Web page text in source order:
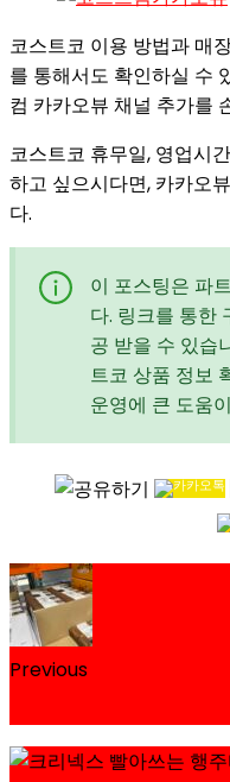
코스트코 이용 방법과 매
를 통해서도 확인하실 수
컴 카카오뷰 채널 추가를
코스트코 휴무일, 영업시
하고 싶으시다면, 카카오
다.
이 포스팅은 파
다. 링크를 통한
공 받을 수 있습
트코 상품 정보
운영에 큰 도움
Previous